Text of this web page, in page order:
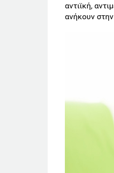
αντιϊκή,
ανήκουν